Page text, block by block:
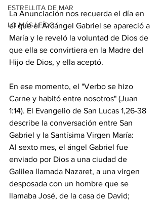
ESTRELLITA DE MAR
LO MÁS LEÍDO
La Anunciación nos recuerda el día en
el que el Arcángel Gabriel se apareció a
María y le reveló la voluntad de Dios de
que ella se convirtiera en la Madre del
Hijo de Dios, y ella aceptó.
En ese momento, el "Verbo se hizo
Carne y habitó entre nosotros" (Juan
1:14). El Evangelio de San Lucas 1,26-38
describe la conversación entre San
Gabriel y la Santísima Virgen María:
Al sexto mes, el ángel Gabriel fue
enviado por Dios a una ciudad de
Galilea llamada Nazaret, a una virgen
desposada con un hombre que se
llamaba José, de la casa de David;